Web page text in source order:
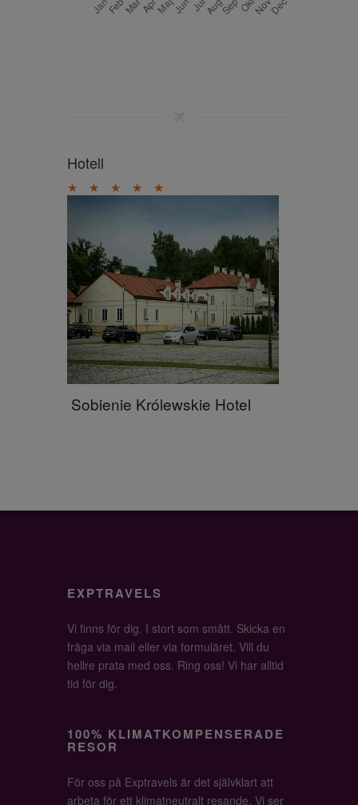
Hotell
★ ★ ★ ★ ★
Sobienie Królewskie Hotel
EXPTRAVELS
Vi finns för dig. I stort som smått. Skicka en
fråga via mail eller via formuläret. Vill du
hellre prata med oss. Ring oss! Vi har alltid
tid för dig.
100% KLIMATKOMPENSERADE
RESOR
För oss på Exptravels är det självklart att
arbeta för ett klimatneutralt resande. Vi ser